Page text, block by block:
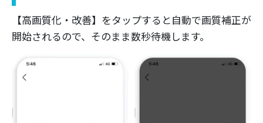
【高画質化・改善】をタップすると自動で画質補正が
開始されるので、そのまま数秒待機します。